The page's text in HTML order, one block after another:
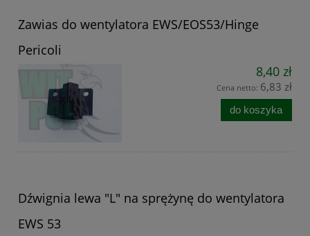
Zawias do wentylatora EWS/EOS53/Hinge
Pericoli
8,40 zł
Cena netto: 6,83 zł
do koszyka
Dźwignia lewa "L" na sprężynę do wentylatora
EWS 53